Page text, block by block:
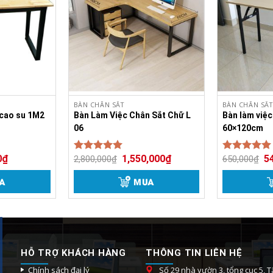
Bàn Học Sinh Liền Ghế
su 1M2
₫
BÀN CHÂN SẮT
Bàn Làm Việc Chân Sắt Chữ L
06
Được xếp
hạng5.00
2,800,000₫ 1,550,000₫
MUA
BÀN CHÂN SẮT
Bàn làm
60×120cm
Được xếp
hạng5.00
650,000₫
HỖ TRỢ KHÁCH HÀNG
Chính sách đại lý
THÔNG TIN LIÊN HỆ
Số 29 nhà vườn 3, tổng cục 5,